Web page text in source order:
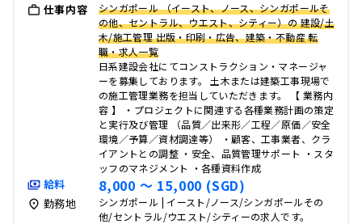
仕事内容
シンガポール （イースト、ノース、シンガポールそ
の他、セントラル、ウエスト、シティー）の 建設/土
木/施工管理 出版・印刷・広告、建築・不動産 転
職・求人一覧
日系建設会社にてコンストラクション・マネージャ
ーを募集しております。 土木または建築工事現場で
の施工管理業務を担当していただきます。 【 業務内
容 】 ・プロジェクトに関連する各種業務計画の策定
と実行及び管理 （品質／出来形／工程／原価／安全
環境／予算／資材調達等） ・顧客、工事業者、クラ
イアントとの調整 ・安全、品質管理サポート ・スタ
ッフのマネジメント ・各種資料作成
給料 8,000 〜 15,000 (SGD)
勤務地
シンガポール | イースト/ノース/シンガポールその
他/セントラル/ウエスト/シティーの求人です。